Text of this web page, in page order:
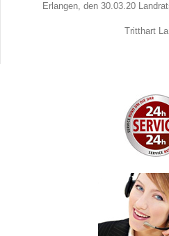
Erlangen, den 30.03.20
Tritthart